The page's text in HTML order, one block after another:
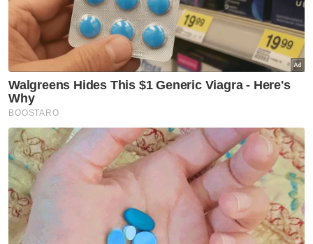
Tambah Baik
Subsidi Diesel
Artikel Disyorkan
Nasional